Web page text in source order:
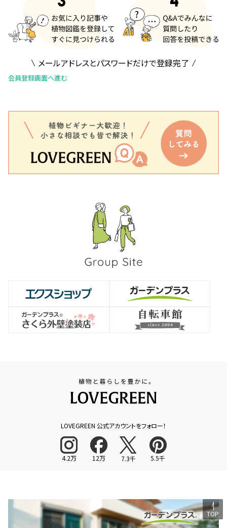
メールアドレスとパスワードだけで登録完了
会員登録画面へ進む
LOVEGREEN 公式アカウントをフォロー！
4.2万 12万 7.3千 5.5千
TOP